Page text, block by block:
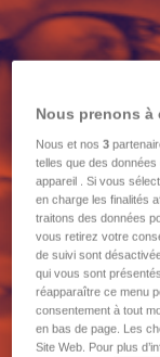
Nous prenons à
Nous et nos3
telles que des
appareil . Si vous
en charge les finalités
traitons des données
vous retirez votre
de suivi sont
qui vous sont
réapparaître ce menu
consentement à tout
en bas de page. Les
Site Web. Pour plus